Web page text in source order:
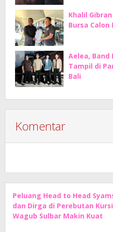
Khalil
Bursa Calon
Aelea, Band
Tampil di
Bali
Komentar
Peluang Head to Head
dan Dirga di Perebutan Kursi
Wagub Sulbar Makin Kuat